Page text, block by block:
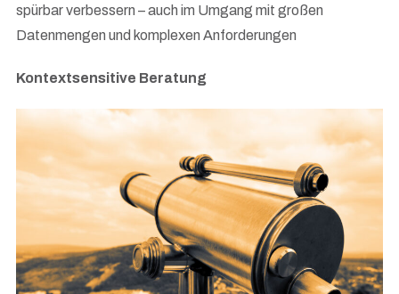
spürbar verbessern – auch im Umgang mit großen
Datenmengen und komplexen Anforderungen
Kontextsensitive Beratung